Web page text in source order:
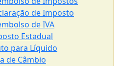
de Imposto
de IVA
Estadual
para Líquido
de Câmbio